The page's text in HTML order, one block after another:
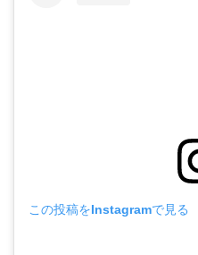
この投稿をInstagramで見る